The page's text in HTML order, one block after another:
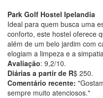
Park Golf Hostel Ipelandia
Ideal para quem busca uma
conforto, este hostel oferece
além de um belo jardim com
elogiam a limpeza e a
Avaliação: 9,2/10.
Diárias a partir de R$ 250.
Comentário recente:
sempre muito atenciosos."